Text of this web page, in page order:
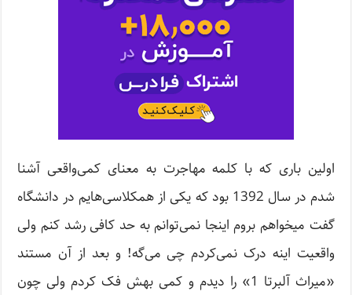
اولین باری که با کلمه مهاجرت به معنای کمی‌واقعی آشنا
شدم در سال 1392 بود که یکی از همکلاسی‌هایم در دانشگاه
گفت میخواهم بروم اینجا نمی‌توانم به حد کافی رشد کنم ولی
واقعیت اینه درک نمی‌کردم چی می‌گه! و بعد از آن مستند
«میراث آلبرتا 1» را دیدم و کمی بهش فک کردم ولی چون